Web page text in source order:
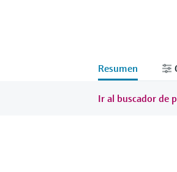
Resumen
Ir al buscador de